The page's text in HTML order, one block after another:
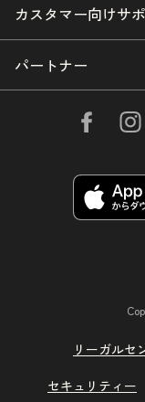
カスタマー向けサ
パートナー
リーガルセ
セキュリティー